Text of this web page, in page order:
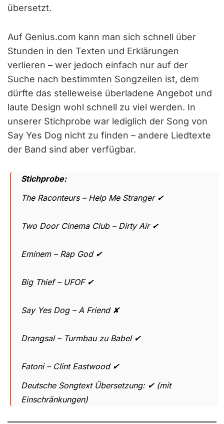
übersetzt.
Auf Genius.com kann man sich schnell über
Stunden in den Texten und Erklärungen
verlieren – wer jedoch einfach nur auf der
Suche nach bestimmten Songzeilen ist, dem
dürfte das stelleweise überladene Angebot und
laute Design wohl schnell zu viel werden. In
unserer Stichprobe war lediglich der Song von
Say Yes Dog nicht zu finden – andere Liedtexte
der Band sind aber verfügbar.
Stichprobe:
The Raconteurs – Help Me Stranger ✔
Two Door Cinema Club – Dirty Air ✔
Eminem – Rap God ✔
Big Thief – UFOF ✔
Say Yes Dog – A Friend ✘
Drangsal – Turmbau zu Babel ✔
Fatoni – Clint Eastwood ✔
Deutsche Songtext Übersetzung: ✔ (mit
Einschränkungen)